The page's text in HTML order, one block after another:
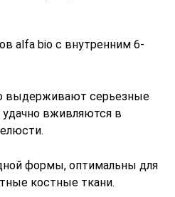
alfa bio с внутренним 6-
выдерживают серьезные
вживляются в
формы, оптимальны для
костные ткани.